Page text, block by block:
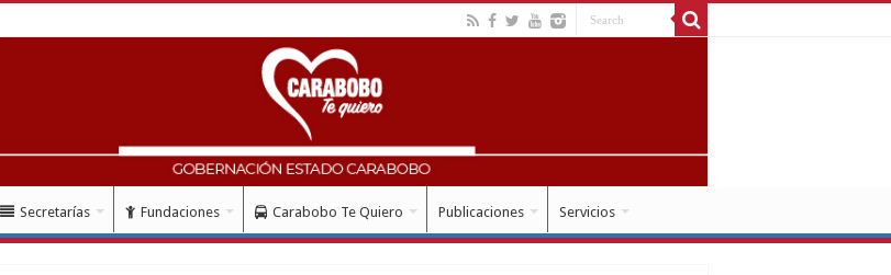
Secretarías Fundaciones Carabobo Te Quiero Publicaciones Servicios